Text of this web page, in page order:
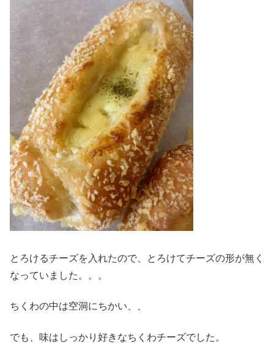
とろけるチーズを入れたので、とろけてチーズの形が無く
なっていました。。。
ちくわの中は空洞にちかい、、
でも、味はしっかり好きなちくわチーズでした。